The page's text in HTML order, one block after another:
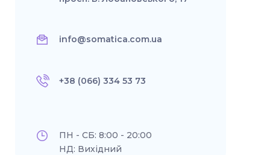
info@somatica.com.ua
+38 (066) 334 53 73
ПН - СБ: 8:00 - 20:00
НД: Вихідний